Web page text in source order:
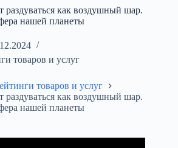
раздуваться как воздушный шар.
нашей планеты
товаров и услуг
товаров и услуг
раздуваться как воздушный шар.
нашей планеты